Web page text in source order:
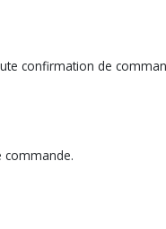
confirmation de
commande.